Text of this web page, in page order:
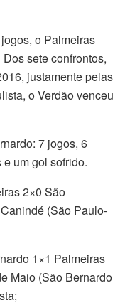
o Palmeiras
sete confrontos,
justamente pelas
o Verdão venceu
7 jogos, 6
um gol sofrido.
2×0 São
(São Paulo-
1×1 Palmeiras
Maio (São Bernardo